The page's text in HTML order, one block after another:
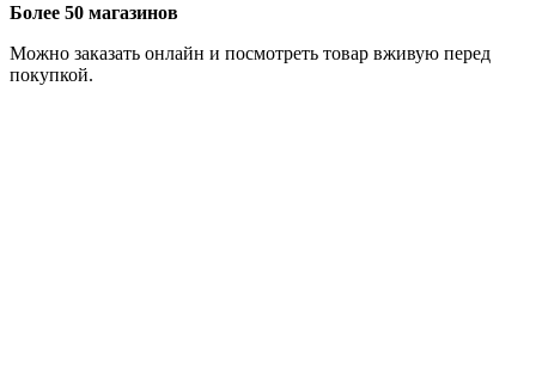
Более 50 магазинов
Можно заказать онлайн и посмотреть товар вживую перед
покупкой.